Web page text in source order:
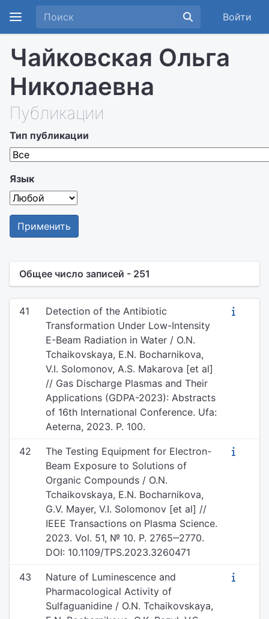
Войти
Чайковская Ольга
Николаевна
Публикации
Тип публикации
Язык
Применить
Общее число записей - 251
41
Detection of the Antibiotic
Transformation Under Low-Intensity
E-Beam Radiation in Water / O.N.
Tchaikovskaya, E.N. Bocharnikova,
V.I. Solomonov, A.S. Makarova [et al]
// Gas Discharge Plasmas and Their
Applications (GDPA-2023): Abstracts
of 16th International Conference. Ufa:
Aeterna, 2023. P. 100.
42
The Testing Equipment for Electron-
Beam Exposure to Solutions of
Organic Compounds / O.N.
Tchaikovskaya, E.N. Bocharnikova,
G.V. Mayer, V.I. Solomonov [et al] //
IEEE Transactions on Plasma Science.
2023. Vol. 51, № 10. P. 2765‒2770.
DOI: 10.1109/TPS.2023.3260471
43
Nature of Luminescence and
Pharmacological Activity of
Sulfaguanidine / O.N. Tchaikovskaya,